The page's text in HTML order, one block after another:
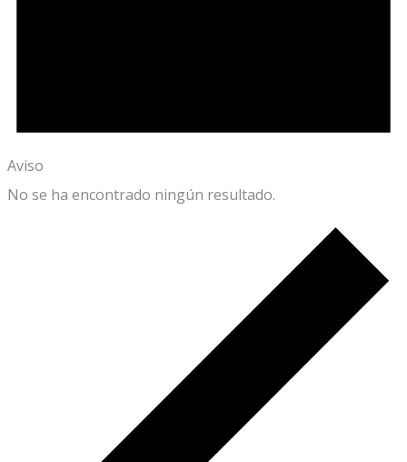
Aviso
No se ha encontrado ningún resultado.